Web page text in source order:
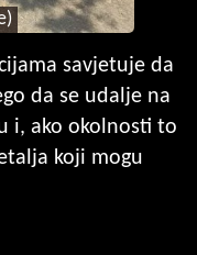
savjetuje da
da se udalje na
i, ako okolnosti to
koji mogu